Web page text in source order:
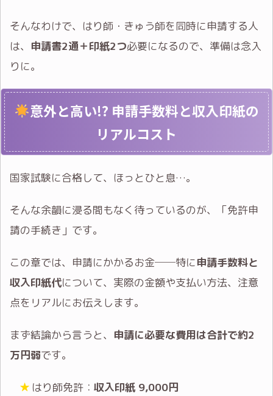
そんなわけで、はり師・きゅう師を同時に申請する人
は、 申請書2通＋印紙2つ必要になるので、準備は念入
りに。
意外と高い!? 申請手数料と収入印紙の
リアルコスト
国家試験に合格して、ほっとひと息…。
そんな余韻に浸る間もなく待っているのが、「免許申
請の手続き」です。
この章では、申請にかかるお金──特に申請手数料と
収入印紙代について、実際の金額や支払い方法、注意
点をリアルにお伝えします。
まず結論から言うと、 申請に必要な費用は合計で約2
万円弱です。
はり師免許： 収入印紙 9,000円